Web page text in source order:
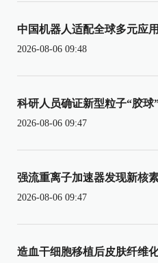
中国机器人适配全球多元应
2026-08-06 09:48
科研人员确证新型粒子“胶球
2026-08-06 09:47
强流重离子加速器发现新核
2026-08-06 09:47
造血干细胞移植后皮肤纤维